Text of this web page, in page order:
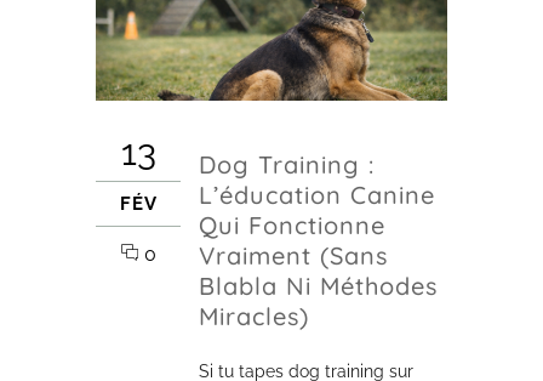
13
FÉV
0
Dog Training :
L’éducation Canine
Qui Fonctionne
Vraiment (sans
Blabla Ni Méthodes
Miracles)
Si tu tapes dog training sur